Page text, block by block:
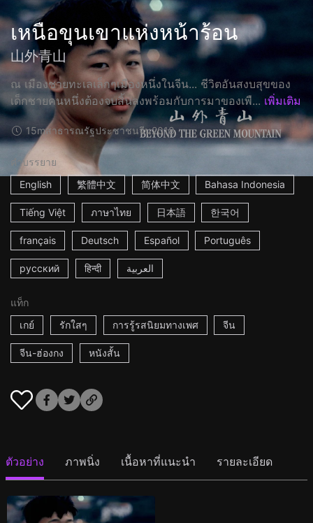
เหนือขุนเขาแห่งหน้าร้อน
山外青山
ณ เมืองชายทะเลเล็กๆเมืองหนึ่งในจีน... ชีวิตอันสงบสุขของ
เด็กชายคนหนึ่งต้องจบสิ้นลงพร้อมกับการมาของเพื... เพิ่มเติม
15mสาธารณรัฐประชาชนจีน2018
คำบรรยาย
English
繁體中文 简体中文 Bahasa Indonesia
Tiếng Việt ภาษาไทย 日本語 한국어
français Deutsch Español Português
русский हिन्दी العربية
แท็ก
เกย์
รักใสๆ การรู้รสนิยมทางเพศ จีน
จีน-ฮ่องกง หนังสั้น
ตัวอย่าง ภาพนิ่ง เนื้อหาที่แนะนำ รายละเอียด